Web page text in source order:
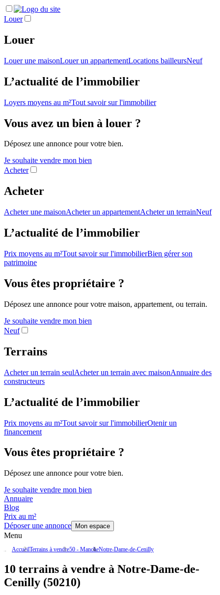
Louer
Louer
Louer une maisonLouer un appartementLocations bailleursNeuf
L’actualité de l’immobilier
Loyers moyens au m²Tout savoir sur l'immobilier
Vous avez un bien à louer ?
Déposez une annonce pour votre bien.
Je souhaite vendre mon bien
Acheter
Acheter
Acheter une maisonAcheter un appartementAcheter un terrainNeuf
L’actualité de l’immobilier
Prix moyens au m²Tout savoir sur l'immobilierBien gérer son
patrimoine
Vous êtes propriétaire ?
Déposez une annonce pour votre maison, appartement, ou terrain.
Je souhaite vendre mon bien
Neuf
Terrains
Acheter un terrain seulAcheter un terrain avec maisonAnnuaire des
constructeurs
L’actualité de l’immobilier
Prix moyens au m²Tout savoir sur l'immobilierOtenir un
financement
Vous êtes propriétaire ?
Déposez une annonce pour votre bien.
Je souhaite vendre mon bien
Annuaire
Blog
Prix au m²
Déposer une annonce
Mon espace
Menu
AccueilTerrains à vendre50 - MancheNotre-Dame-de-Cenilly
10 terrains à vendre à Notre-Dame-de-
Cenilly (50210)